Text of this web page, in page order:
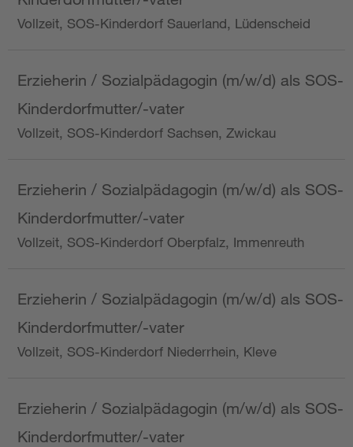
Vollzeit, SOS-Kinderdorf Sauerland, Lüdenscheid
Erzieherin / Sozialpädagogin (m/w/d) als SOS-
Kinderdorfmutter/-vater
Vollzeit, SOS-Kinderdorf Sachsen, Zwickau
Erzieherin / Sozialpädagogin (m/w/d) als SOS-
Kinderdorfmutter/-vater
Vollzeit, SOS-Kinderdorf Oberpfalz, Immenreuth
Erzieherin / Sozialpädagogin (m/w/d) als SOS-
Kinderdorfmutter/-vater
Vollzeit, SOS-Kinderdorf Niederrhein, Kleve
Erzieherin / Sozialpädagogin (m/w/d) als SOS-
Kinderdorfmutter/-vater